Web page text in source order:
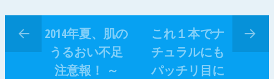
2014年夏、肌の
うるおい不足
注意報！ ～
これ１本でナ
チュラルにも
パッチリ目に